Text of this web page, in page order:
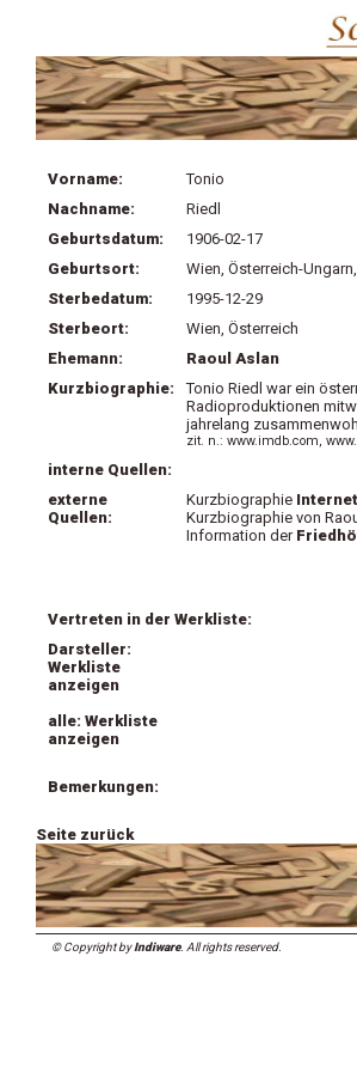
Vorname:
Tonio
Nachname:
Riedl
Geburtsdatum:
1906-02-17
Geburtsort:
Wien, Österreich-
Sterbedatum:
1995-12-29
Sterbeort:
Wien, Österreich
Ehemann:
Raoul Aslan
Kurzbiographie:
Tonio Riedl war ein
Radioproduktionen
jahrelang
zit. n.: www.imdb.com,
interne Quellen:
externe
Quellen:
Kurzbiographie
Kurzbiographie von
Information der
Vertreten in der Werkliste:
Darsteller:
Werkliste
anzeigen
alle: Werkliste
anzeigen
Bemerkungen:
Seite zurück
© Copyright byIndiware. All rights reserved.